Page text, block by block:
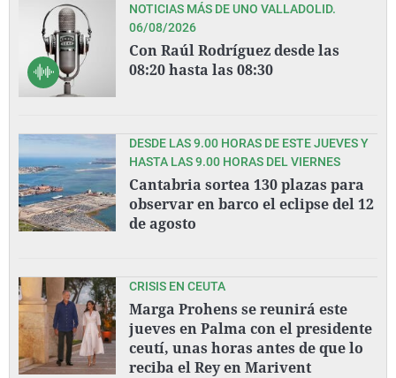
NOTICIAS MÁS DE UNO VALLADOLID.
06/08/2026
Con Raúl Rodríguez desde las
08:20 hasta las 08:30
DESDE LAS 9.00 HORAS DE ESTE JUEVES Y
HASTA LAS 9.00 HORAS DEL VIERNES
Cantabria sortea 130 plazas para
observar en barco el eclipse del 12
de agosto
CRISIS EN CEUTA
Marga Prohens se reunirá este
jueves en Palma con el presidente
ceutí, unas horas antes de que lo
reciba el Rey en Marivent